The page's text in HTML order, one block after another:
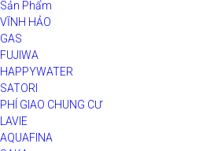
Sản Phẩm
VĨNH HẢO
GAS
FUJIWA
HAPPYWATER
SATORI
PHÍ GIAO CHUNG CƯ
LAVIE
AQUAFINA